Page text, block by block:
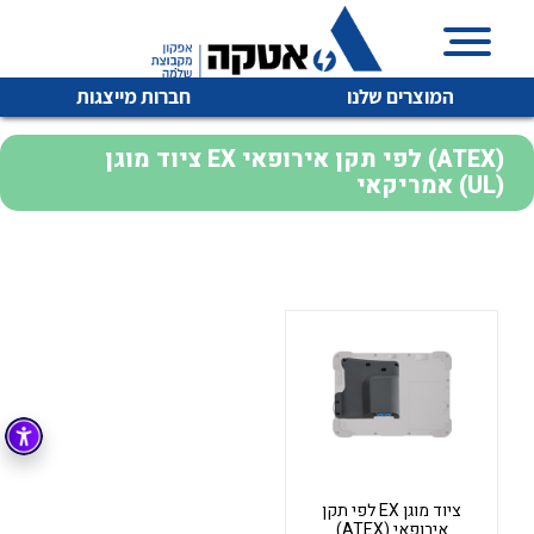
המוצרים שלנו חברות מייצגות
מיתוג, בקרה , ואינסטלציה חשמלית ופעילה ב7 תחומים:
חשמל מיתוג ואינסטלציה חשמלית
קופסאות וארונות לחשמל, בקרה ואלקטרוניקה
ציוד מוגן EX לפי תקן אירופאי (ATEX)
אמריקאי (UL)
ציוד מוגן EX לפי תקן